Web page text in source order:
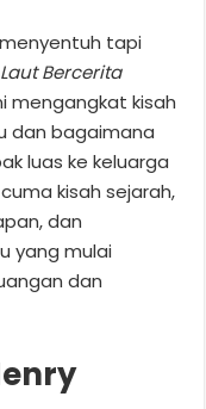
tapi
Laut Bercerita
mengangkat kisah
dan bagaimana
luas ke keluarga
kisah sejarah,
dan
yang mulai
dan